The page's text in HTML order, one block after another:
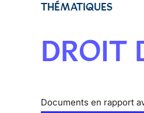
THÉMATIQUES
DROIT
Documents en rapport